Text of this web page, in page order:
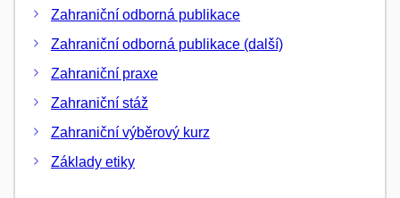
Zahraniční odborná publikace
Zahraniční odborná publikace (další)
Zahraniční praxe
Zahraniční stáž
Zahraniční výběrový kurz
Základy etiky